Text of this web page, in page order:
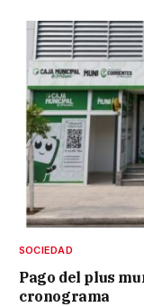
SOCIEDAD
Pago del plus
cronograma